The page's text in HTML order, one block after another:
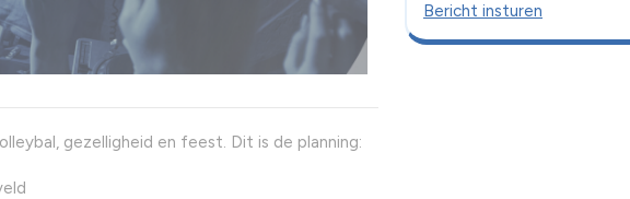
gezelligheid en feest. Dit is de planning:
Bericht insturen